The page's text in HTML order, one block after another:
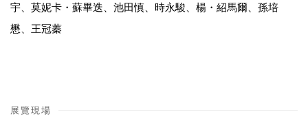
宇、莫妮卡・蘇畢迭、池田慎、時永駿、楊・紹馬爾、孫培
懋、王冠蓁
展覽現場